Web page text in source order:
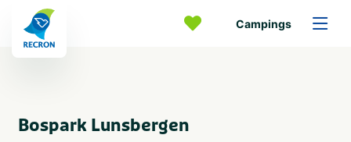
Campings
Bospark Lunsbergen